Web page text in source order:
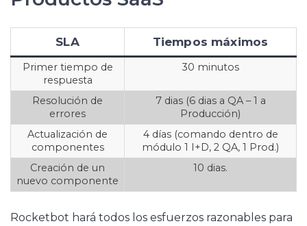
SLA Tiempos máximos
Primer tiempo de
respuesta
30 minutos
Resolución de
errores
7 dias (6 dias a QA – 1 a
Producción)
Actualización de
componentes
4 días (comando dentro de
módulo 1 I+D, 2 QA, 1 Prod.)
Creación de un
nuevo componente
10 dias.
Rocketbot hará todos los esfuerzos razonables para